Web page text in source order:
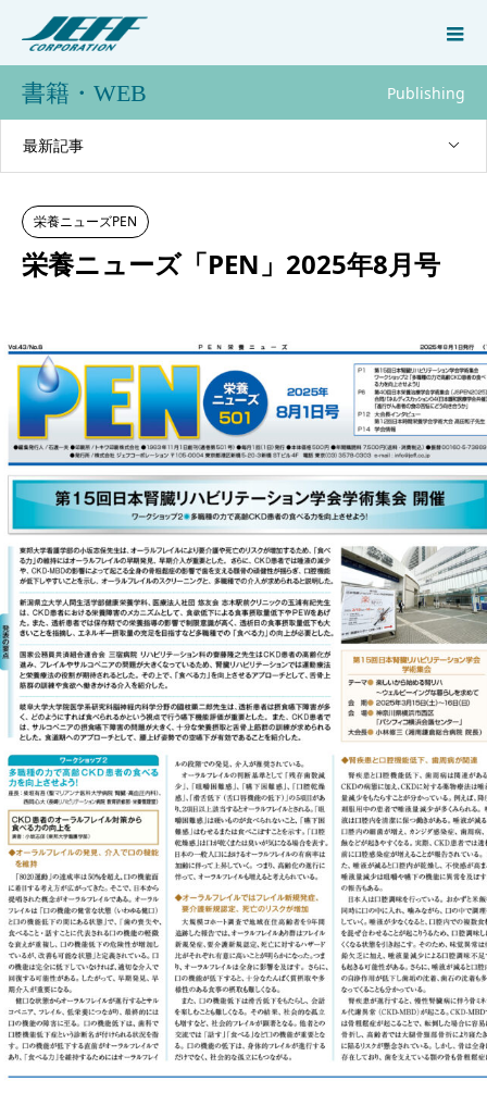
書籍・WEB Publishing
最新記事
栄養ニューズPEN
栄養ニューズ「PEN」2025年8月号